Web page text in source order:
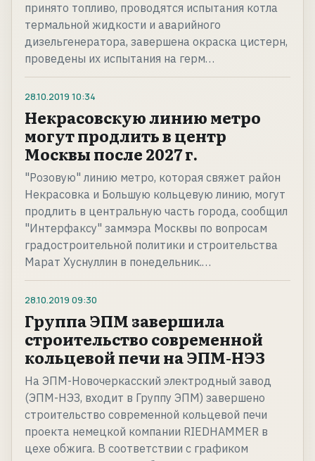
принято топливо, проводятся испытания котла
термальной жидкости и аварийного
дизельгенератора, завершена окраска цистерн,
проведены их испытания на герм…
28.10.2019 10:34
Некрасовскую линию метро
могут продлить в центр
Москвы после 2027 г.
"Розовую" линию метро, которая свяжет район
Некрасовка и Большую кольцевую линию, могут
продлить в центральную часть города, сообщил
"Интерфаксу" заммэра Москвы по вопросам
градостроительной политики и строительства
Марат Хуснуллин в понедельник.…
28.10.2019 09:30
Группа ЭПМ завершила
строительство современной
кольцевой печи на ЭПМ-НЭЗ
На ЭПМ-Новочеркасский электродный завод
(ЭПМ-НЭЗ, входит в Группу ЭПМ) завершено
строительство современной кольцевой печи
проекта немецкой компании RIEDHAMMER в
цехе обжига. В соответствии с графиком